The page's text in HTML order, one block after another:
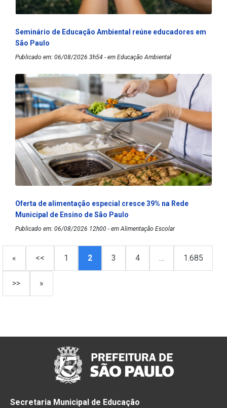
Seminário de Educação Ambiental reúne educadores em
São Paulo
Publicado em: 06/08/2026 3h54 - em Educação Ambiental
Oferta de alimentação especial cresce 39% na Rede
Municipal de Ensino de São Paulo
Publicado em: 06/08/2026 12h00 - em Alimentação Escolar
« << 1 2 3 4 … 1.685
>> »
Secretaria Municipal de Educação